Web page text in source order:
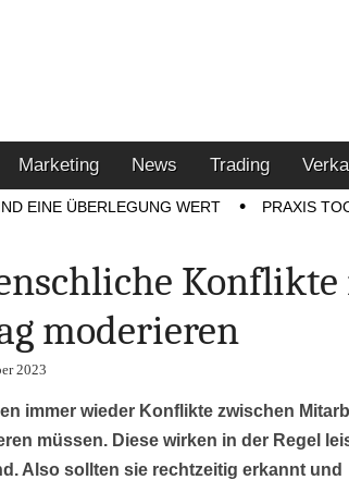
Marketing News Trading
EINE ÜBERLEGUNG WERT PRAXIS
moderieren
2023
immer wieder Konflikte zwischen
müssen. Diese wirken in der Regel
Also sollten sie rechtzeitig erkannt und